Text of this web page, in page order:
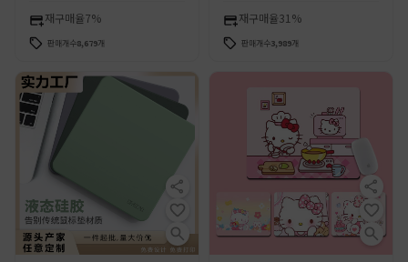
재구매율7%
판매개수8,679개
재구매율31%
판매개수3,989개